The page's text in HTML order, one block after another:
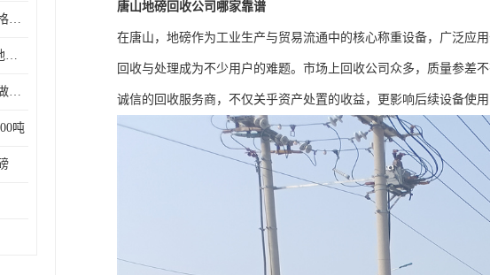
二手地磅_地磅质量好_价格便宜这里找【地磅行家】
山东地磅维修-地磅厂家-地磅价格-二手地磅
二手地磅旧地磅地磅不用做地基
吨
唐山地磅回收公司哪家靠谱
在唐山，地磅作为工业生产与贸易流通中的核心称重设备，广泛应
回收与处理成为不少用户的难题。市场上回收公司众多，质量参差
诚信的回收服务商，不仅关乎资产处置的收益，更影响后续设备使用